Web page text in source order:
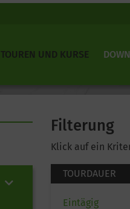
TOUREN UND KURSE
Filterung
Klick auf ein
TOURDAUER
Eintägig